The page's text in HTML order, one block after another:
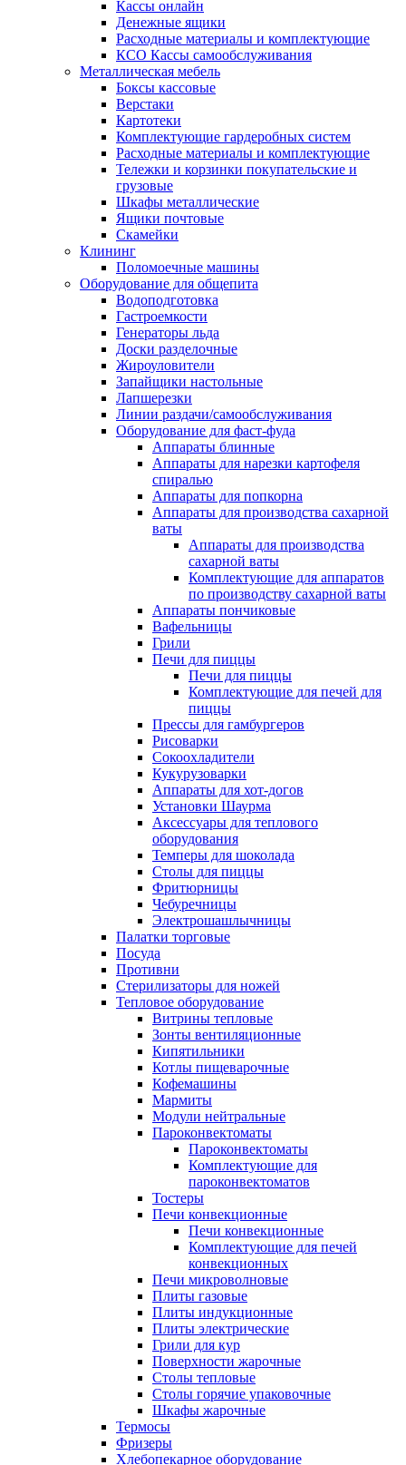
Кассы онлайн
Денежные ящики
Расходные материалы и комплектующие
КСО Кассы самообслуживания
Металлическая мебель
Боксы кассовые
Верстаки
Картотеки
Комплектующие гардеробных систем
Расходные материалы и комплектующие
Тележки и корзинки покупательские и
грузовые
Шкафы металлические
Ящики почтовые
Скамейки
Клининг
Поломоечные машины
Оборудование для общепита
Водоподготовка
Гастроемкости
Генераторы льда
Доски разделочные
Жироуловители
Запайщики настольные
Лапшерезки
Линии раздачи/самообслуживания
Оборудование для фаст-фуда
Аппараты блинные
Аппараты для нарезки картофеля
спиралью
Аппараты для попкорна
Аппараты для производства сахарной
ваты
Аппараты для производства
сахарной ваты
Комплектующие для аппаратов
по производству сахарной ваты
Аппараты пончиковые
Вафельницы
Грили
Печи для пиццы
Печи для пиццы
Комплектующие для печей для
пиццы
Прессы для гамбургеров
Рисоварки
Сокоохладители
Кукурузоварки
Аппараты для хот-догов
Установки Шаурма
Аксессуары для теплового
оборудования
Темперы для шоколада
Столы для пиццы
Фритюрницы
Чебуречницы
Электрошашлычницы
Палатки торговые
Посуда
Противни
Стерилизаторы для ножей
Тепловое оборудование
Витрины тепловые
Зонты вентиляционные
Кипятильники
Котлы пищеварочные
Кофемашины
Мармиты
Модули нейтральные
Пароконвектоматы
Пароконвектоматы
Комплектующие для
пароконвектоматов
Тостеры
Печи конвекционные
Печи конвекционные
Комплектующие для печей
конвекционных
Печи микроволновые
Плиты газовые
Плиты индукционные
Плиты электрические
Грили для кур
Поверхности жарочные
Столы тепловые
Столы горячие упаковочные
Шкафы жарочные
Термосы
Фризеры
Хлебопекарное оборудование